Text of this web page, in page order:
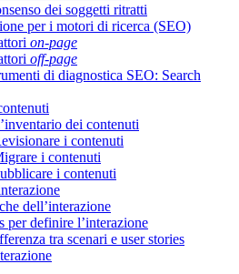
dei soggetti ritratti
per i motori di ricerca (SEO)
on-page
off-page
di diagnostica SEO: Search
dei contenuti
i contenuti
i contenuti
i contenuti
dell’interazione
per definire l’interazione
tra scenari e user stories